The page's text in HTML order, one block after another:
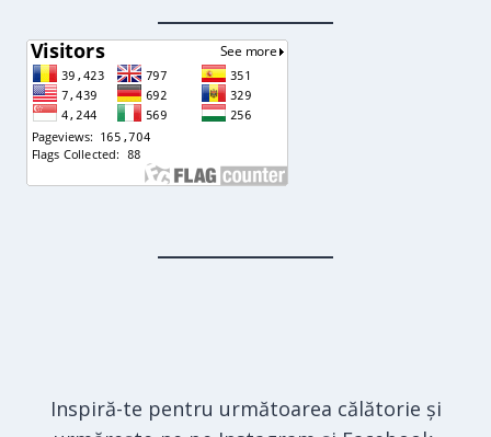
Inspiră-te pentru următoarea călătorie și